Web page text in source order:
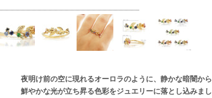
夜明け前の空に現れるオーロラのように、静かな暗闇から
鮮やかな光が立ち昇る色彩をジュエリーに落とし込みまし